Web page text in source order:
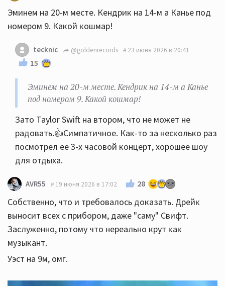
Эминем на 20-м месте. Кендрик на 14-м а Канье под
номером 9. Какой кошмар!
tecknic @goldenrecords 23 июня 2026 в 20:41
15
Эминем на 20-м месте. Кендрик на 14-м а Канье
под номером 9. Какой кошмар!
Зато Taylor Swift на втором, что не может не
радовать.👍Симпатичное. Как-то за несколько раз
посмотрел ее 3-х часовой концерт, хорошее шоу
для отдыха.
AVR55 19 июня 2026 в 17:02 28
Собственно, что и требовалось доказать. Дрейк
выносит всех с прибором, даже "саму" Свифт.
Заслуженно, потому что нереально крут как
музыкант.
Уэст на 9м, омг.